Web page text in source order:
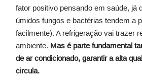
fator positivo pensando em saúde, já
úmidos fungos e bactérias tendem a
facilmente). A refrigeração vai trazer
ambiente. Mas é parte fundamental
de ar condicionado, garantir a alta
circula.